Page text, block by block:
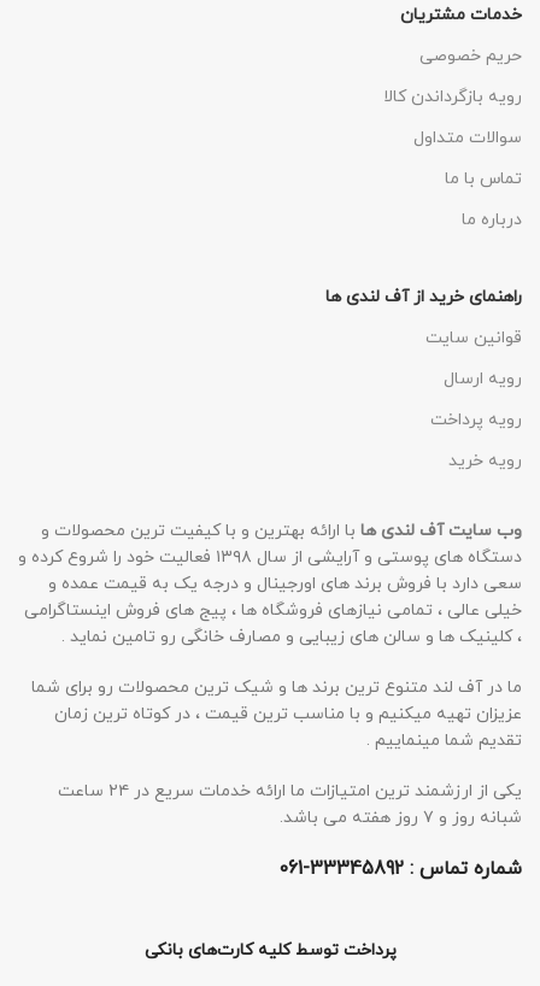
خدمات مشتریان
حریم خصوصی
رویه بازگرداندن کالا
سوالات متداول
تماس با ما
درباره ما
راهنمای خرید از آف لندی ها
قوانین سایت
رویه ارسال
رویه پرداخت
رویه خرید
وب سایت آف لندی ها با ارائه بهترین و با کیفیت ترین محصولات و
دستگاه های پوستی و آرایشی از سال ۱۳۹۸ فعالیت خود را شروع کرده و
سعی دارد با فروش برند های اورجینال و درجه یک به قیمت عمده و
خیلی عالی ، تمامی نیازهای فروشگاه ها ، پیج های فروش اینستاگرامی
، کلینیک ها و سالن های زیبایی و مصارف خانگی رو تامین نماید .
ما در آف لند متنوع ترین برند ها و شیک ترین محصولات رو برای شما
عزیزان تهیه میکنیم و با مناسب ترین قیمت ، در کوتاه ترین زمان
تقدیم شما مینماییم .
یکی از ارزشمند ترین امتیازات ما ارائه خدمات سریع در ۲۴ ساعت
شبانه روز و ۷ روز هفته می باشد.
شماره تماس : 33345892-061
پرداخت توسط کلیه کارت‌های بانکی